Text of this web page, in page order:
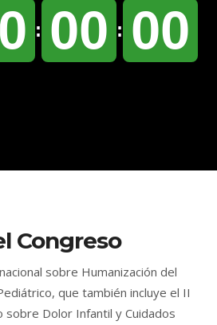
: 00 : 00
Congreso
sobre Humanización del
que también incluye el II
sobre Dolor Infantil y Cuidados